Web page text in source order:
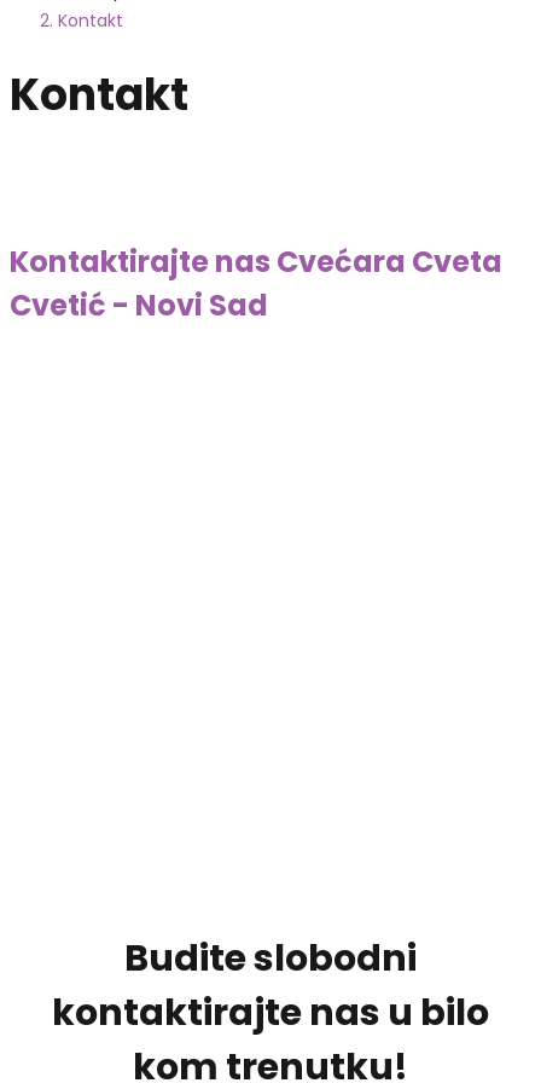
Kontakt
Kontakt
Kontaktirajte nas Cvećara Cveta
Cvetić - Novi Sad
Budite slobodni
kontaktirajte nas u bilo
kom trenutku!